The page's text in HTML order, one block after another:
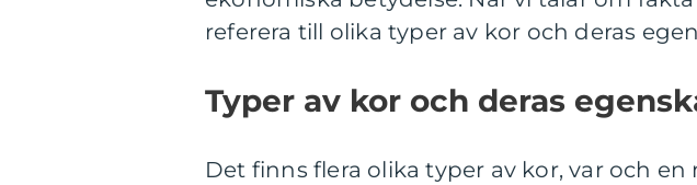
referera till olika typer av kor och deras
Typer av kor och deras
Det finns flera olika typer av kor, var och